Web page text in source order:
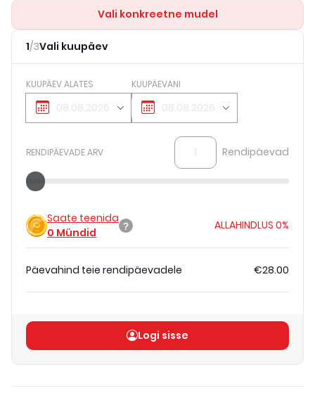
Vali konkreetne mudel
1/3Vali kuupäev
KUUPÄEV ALATES KUUPÄEVANI
RENDIPÄEVADE ARV Rendipäevad
Saate teenida
0 Mündid
ALLAHINDLUS 0%
Päevahind teie rendipäevadele €28.00
Logi sisse